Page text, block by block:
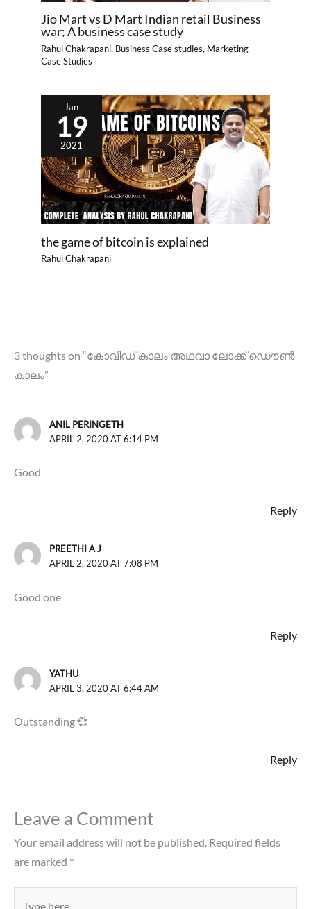
Jio Mart vs D Mart Indian retail Business
war; A business case study
Rahul Chakrapani, Business Case studies, Marketing
Case Studies
Jan
19
2021
the game of bitcoin is explained
Rahul Chakrapani
3 thoughts on “കോവിഡ് കാലം അഥവാ ലോക്ക് ഡൌൺ
കാലം”
ANIL PERINGETH
APRIL 2, 2020 AT 6:14 PM
Good
Reply
PREETHI A J
APRIL 2, 2020 AT 7:08 PM
Good one
Reply
YATHU
APRIL 3, 2020 AT 6:44 AM
Outstanding 💞
Reply
Leave a Comment
Your email address will not be published. Required fields
are marked *